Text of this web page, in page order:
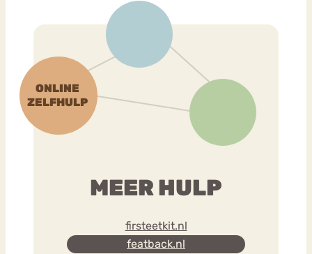
MEER HULP
firsteetkit.nl
featback.nl